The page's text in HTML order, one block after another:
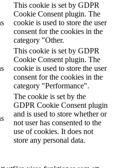
This cookie is set by GDPR
Cookie Consent plugin. The
cookie is used to store the user
consent for the cookies in the
category "Other.
This cookie is set by GDPR
Cookie Consent plugin. The
cookie is used to store the user
consent for the cookies in the
category "Performance".
The cookie is set by the
GDPR Cookie Consent plugin
and is used to store whether or
not user has consented to the
use of cookies. It does not
store any personal data.